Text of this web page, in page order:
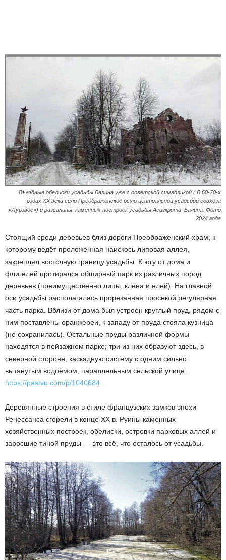
Въездные обелиски усадьбы Балина уже с советской символикой ( В 60-70-х
годах XX века село Преображенское было центральной усадьбой совхоза
«Луговое») и развалины каменных построек усадьбы Асигкрита Балина. Фото
2024 года
Стоящий среди деревьев близ дороги Преображенский храм, к
которому ведёт проложенная наискось липовая аллея,
закреплял восточную границу усадьбы. К югу от дома и
флигелей протирался обширный парк из различных пород
деревьев (преимущественно липы, клёна и елей). На главной
оси усадьбы располагалась прорезанная просекой регулярная
часть парка. Вблизи от дома был устроен круглый пруд, рядом с
ним поставлены оранжереи, к западу от пруда стояла кузница
(не сохранилась). Остальные пруды различной формы
находятся в пейзажном парке; три из них образуют здесь, в
северной стороне, каскадную систему с одним сильно
вытянутым водоёмом, параллельным сельской улице.
https://pastvu.com/p/1040684
Деревянные строения в стиле французских замков эпохи
Ренессанса сгорели в конце ХХ в. Руины каменных
хозяйственных построек, обелиски, островки парковых аллей и
заросшие тиной пруды — это всё, что осталось от усадьбы.